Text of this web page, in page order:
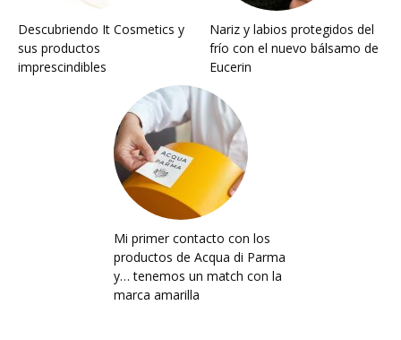
Descubriendo It Cosmetics y
sus productos
imprescindibles
Nariz y labios protegidos del
frío con el nuevo bálsamo de
Eucerin
Mi primer contacto con los
productos de Acqua di Parma
y… tenemos un match con la
marca amarilla